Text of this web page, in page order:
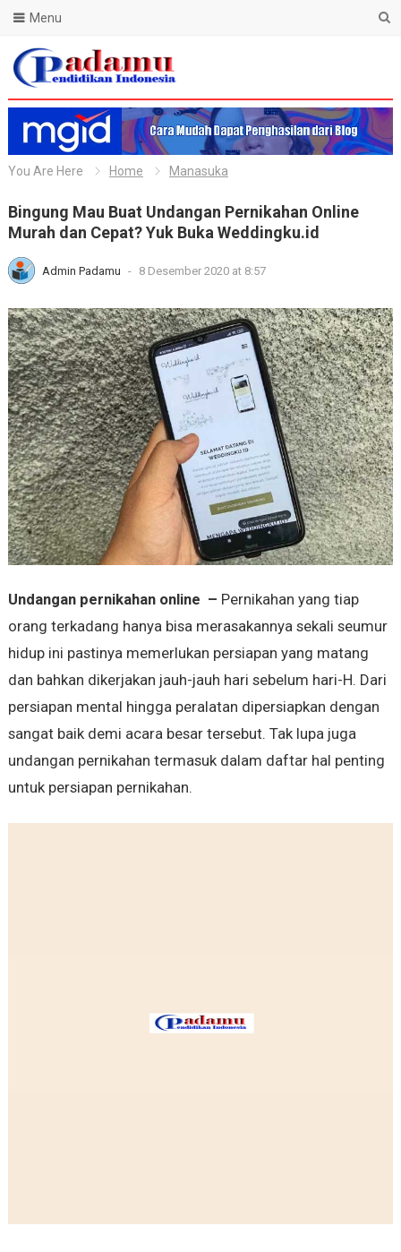
Blog Padamu
Menu
You Are Here Home Manasuka
Bingung Mau Buat Undangan Pernikahan Online
Murah dan Cepat? Yuk Buka Weddingku.id
Admin Padamu - 8 Desember 2020 at 8:57
Undangan pernikahan online – Pernikahan yang tiap
orang terkadang hanya bisa merasakannya sekali seumur
hidup ini pastinya memerlukan persiapan yang matang
dan bahkan dikerjakan jauh-jauh hari sebelum hari-H. Dari
persiapan mental hingga peralatan dipersiapkan dengan
sangat baik demi acara besar tersebut. Tak lupa juga
undangan pernikahan termasuk dalam daftar hal penting
untuk persiapan pernikahan.